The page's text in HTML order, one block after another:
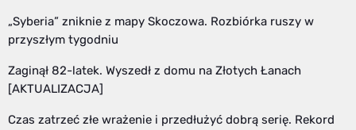
„Syberia” zniknie z mapy Skoczowa. Rozbiórka ruszy w
przyszłym tygodniu
Zaginął 82-latek. Wyszedł z domu na Złotych Łanach
[AKTUALIZACJA]
Czas zatrzeć złe wrażenie i przedłużyć dobrą serię. Rekord